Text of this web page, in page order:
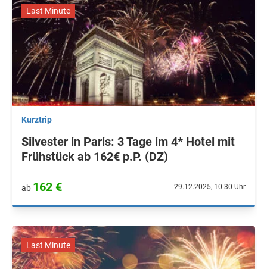
ESIM
REISEBLOG
Last Minute
Kurztrip
Silvester in Paris: 3 Tage im 4* Hotel mit
Frühstück ab 162€ p.P. (DZ)
ab 162 € 29.12.2025, 10.30 Uhr
Last Minute